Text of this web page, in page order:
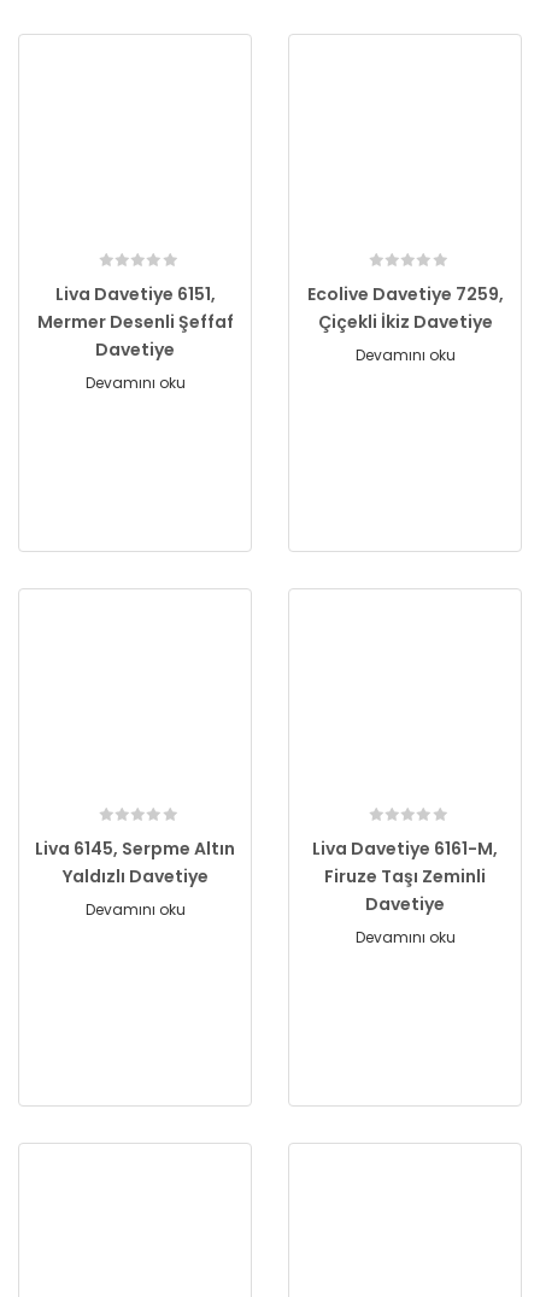
Liva Davetiye 6151,
Mermer Desenli Şeffaf
Davetiye
Devamını oku
Ecolive Davetiye 7259,
Çiçekli İkiz Davetiye
Devamını oku
Liva 6145, Serpme Altın
Yaldızlı Davetiye
Devamını oku
Liva Davetiye 6161-M,
Firuze Taşı Zeminli
Davetiye
Devamını oku